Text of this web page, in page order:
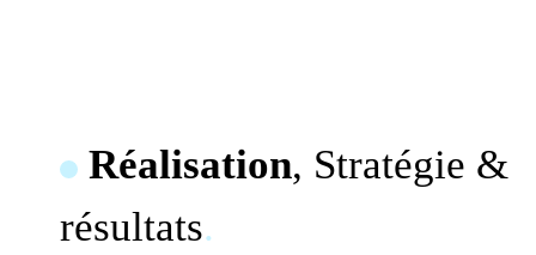
Réalisation, Stratégie &
résultats.